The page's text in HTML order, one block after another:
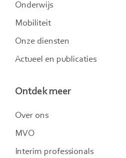
Onderwijs
Mobiliteit
Onze diensten
Actueel en publicaties
Ontdek meer
Over ons
MVO
Interim professionals